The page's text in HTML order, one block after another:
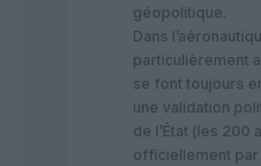
géopolitique.
​Dans
particulièrement
se font toujours
une validation
de l’État (les 200
officiellement par